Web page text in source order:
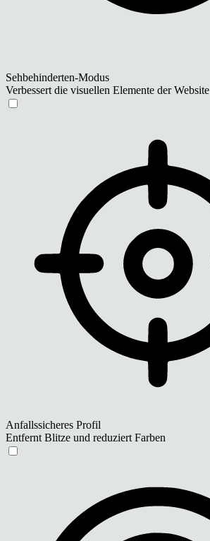
Sehbehinderten-Modus
Verbessert die visuellen Elemente der Website
Anfallssicheres Profil
Entfernt Blitze und reduziert Farben